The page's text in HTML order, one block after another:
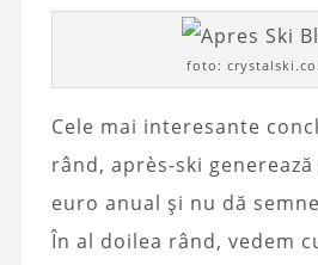
foto:
Cele mai interesante
rând, après-ski
euro anual și nu dă
În al doilea rând, vedem